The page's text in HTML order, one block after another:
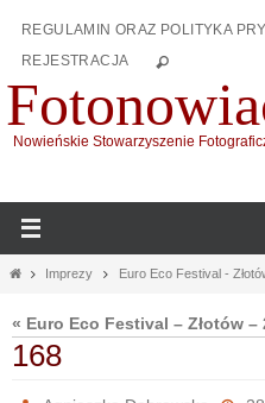
treści
REGULAMIN ORAZ POLITYKA
REJESTRACJA
Nowieńskie Stowarzyszenie
HomeImprezy Euro Eco Festival -
« Euro Eco Festival – Złotów –
168